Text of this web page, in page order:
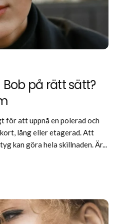
på rätt sätt?
att uppnå en polerad och
lång eller etagerad. Att
kan göra hela skillnaden. Är...